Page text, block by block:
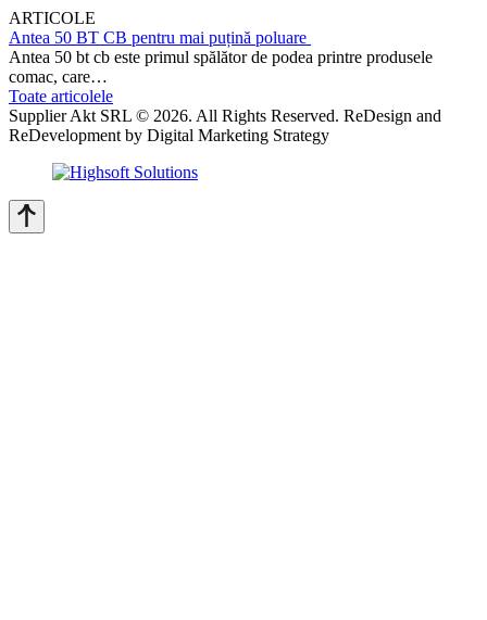
ARTICOLE
Antea 50 BT CB pentru mai puțină poluare
Antea 50 bt cb este primul spălător de podea printre produsele
comac, care…
Toate articolele
Supplier Akt SRL © 2026. All Rights Reserved. ReDesign and
ReDevelopment by Digital Marketing Strategy